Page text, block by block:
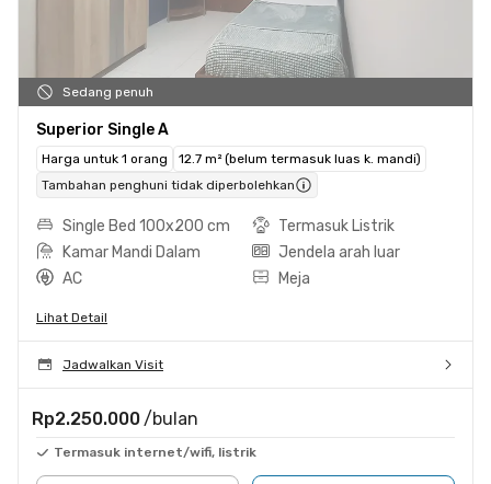
Sedang penuh
Superior Single A
Harga untuk 1 orang
12.7 m² (belum termasuk luas k. mandi)
Tambahan penghuni tidak diperbolehkan
Single Bed 100x200 cm
Termasuk Listrik
Kamar Mandi Dalam
Jendela arah luar
AC
Meja
Lihat Detail
Jadwalkan Visit
Rp2.250.000 /bulan
Termasuk internet/wifi, listrik